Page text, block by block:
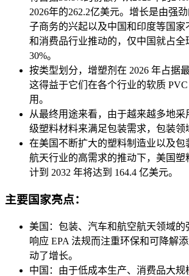
2026年的262.2亿美元。增长是由强
子商务的兴起以及中国和印度等国家
和消费品行业推动的，仅中国就占全
30%。
按类型划分，增塑剂在 2026 年占据
这得益于它们在各个行业的软质
用。
从最终用途来看，由于越来越多地采
级塑料材料来满足包装需求，包装领
在美国不断扩大的塑料制造业以及包
航天行业的高需求的推动下，美国塑
计到 2032 年将达到 164.4 亿美元。
主要国家亮点：
美国：包装、汽车和航空航天领域的
响应 EPA 法规而注重环保和可降解
动了增长。
中国：由于低成本生产、消费品大规